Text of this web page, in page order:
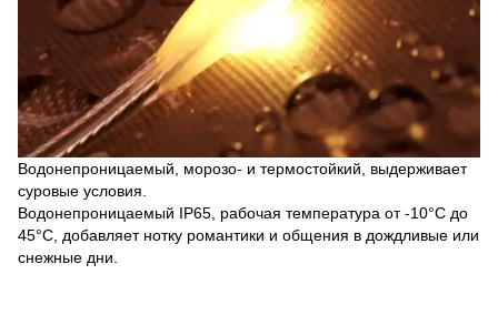
Водонепроницаемый, морозо- и термостойкий, выдерживает
суровые условия.
Водонепроницаемый IP65, рабочая температура от -10°C до
45°C, добавляет нотку романтики и общения в дождливые или
снежные дни.